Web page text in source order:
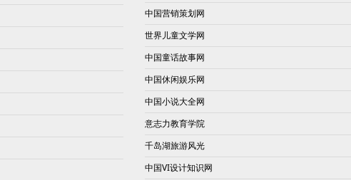
中国营销策划网
世界儿童文学网
中国童话故事网
中国休闲娱乐网
中国小说大全网
意志力教育学院
千岛湖旅游风光
中国VI设计知识网